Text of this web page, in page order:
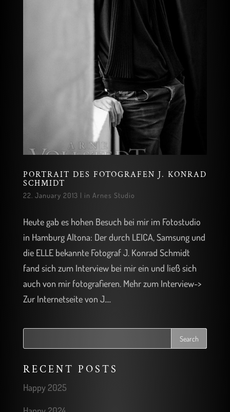
PORTRAIT DES FOTOGRAFEN J. KONRAD
SCHMIDT
22. January 2013 | in Arnes Studio
Heute gab es hohen Besuch bei mir im Fotostudio
in Hamburg Altona: Der durch LEICA, Samsung und
die ELLE bekannte Fotograf J. Konrad Schmidt
fand sich zum Interview bei mir ein und ließ sich
auch von mir fotografieren. Mehr zum Interview->
Zur Internetseite von J....
RECENT POSTS
Happy 2025